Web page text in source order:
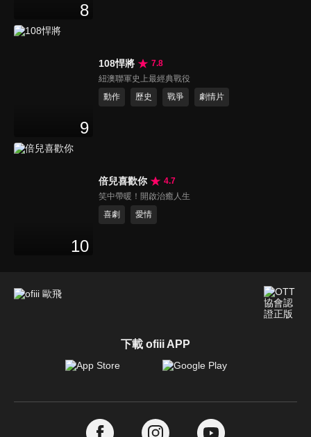
8
9
108悍將
7.8
紐澳聯軍史上最經典戰役
動作
歷史 戰爭 劇情片
10
倍兒喜歡你
4.7
笑中帶暖！開啟治癒人生
喜劇
愛情
下載 ofiii APP